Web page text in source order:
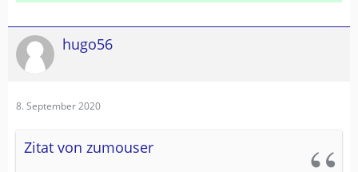
hugo56
8. September 2020
Zitat von zumouser